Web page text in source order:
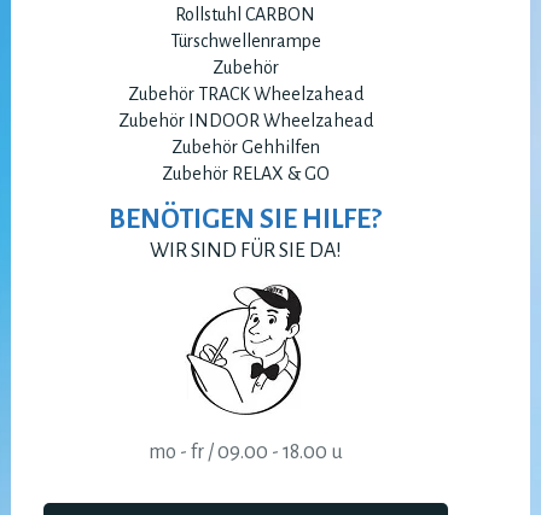
Rollstuhl CARBON
Türschwellenrampe
Zubehör
Zubehör TRACK Wheelzahead
Zubehör INDOOR Wheelzahead
Zubehör Gehhilfen
Zubehör RELAX & GO
BENÖTIGEN SIE HILFE?
WIR SIND FÜR SIE DA!
mo - fr / 09.00 - 18.00 u